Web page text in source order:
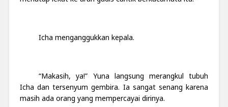
Icha menganggukkan kepala.
“Makasih, ya!” Yuna langsung merangkul tubuh
Icha dan tersenyum gembira. Ia sangat senang karena
masih ada orang yang mempercayai dirinya.